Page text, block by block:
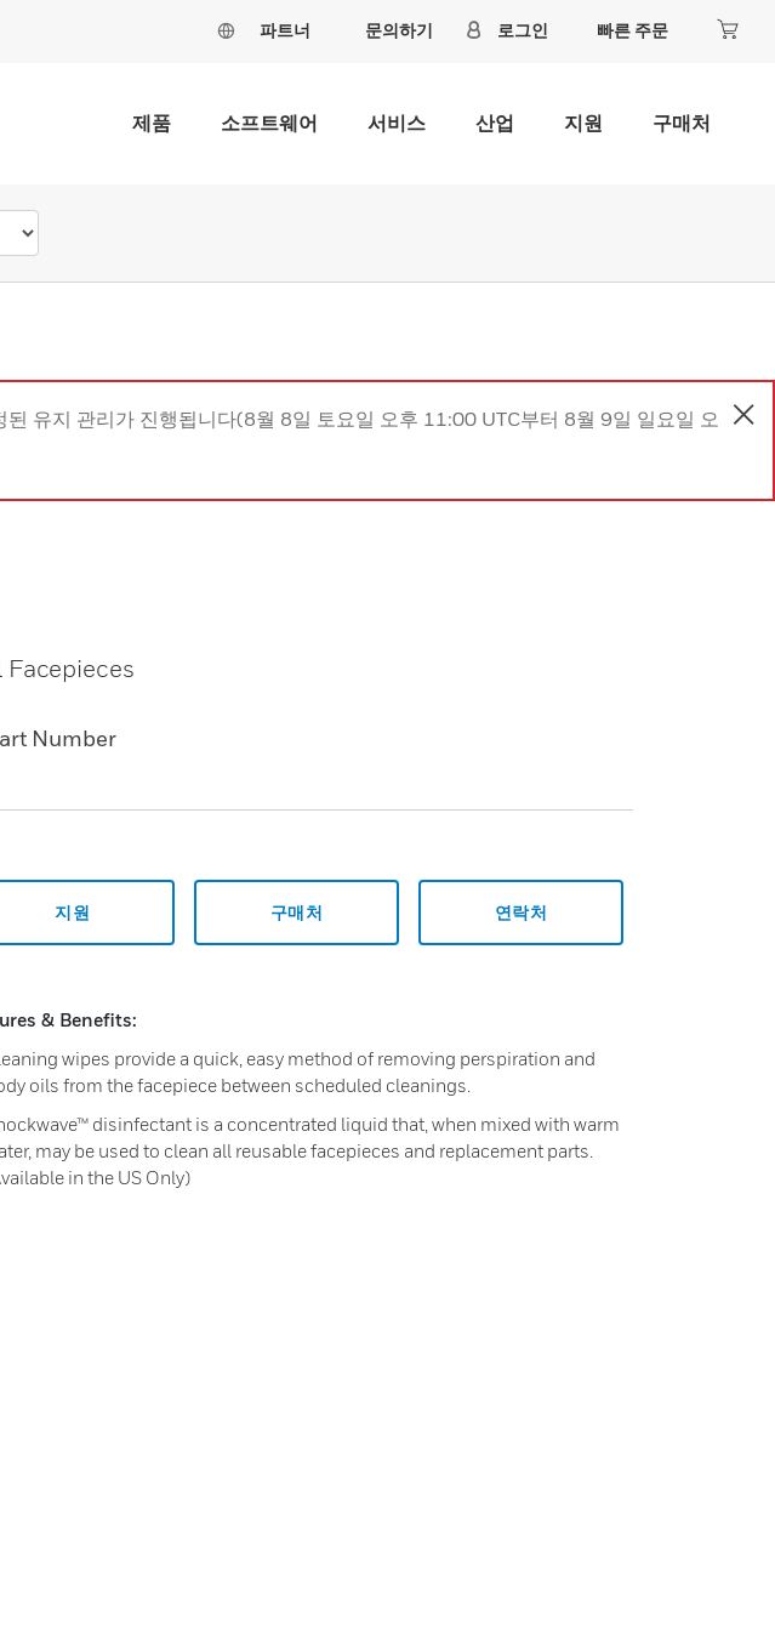
파트너 문의하기 로그인 빠른 주문
제품 소프트웨어 서비스 산업 지원 구매처
유지 관리가 진행됩니다(8월 8일 토요일 오후 11:00 UTC부터 8월 9일 일요일 오
Number
지원 구매처 연락처
& Benefits:
wipes provide a quick, easy method of removing perspiration and
oils from the facepiece between scheduled cleanings.
disinfectant is a concentrated liquid that, when mixed with warm
may be used to clean all reusable facepieces and replacement parts.
in the US Only)